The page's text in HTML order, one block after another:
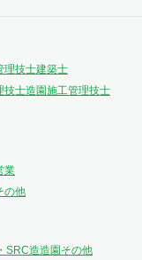
理技士建築士
技士造園施工管理技士
業
の他
SRC造造園 その他